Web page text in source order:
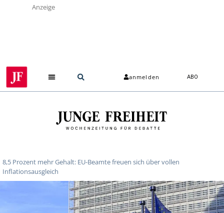
Anzeige
anmelden ABO
8,5 Prozent mehr Gehalt: EU-Beamte freuen sich über vollen
Inflationsausgleich